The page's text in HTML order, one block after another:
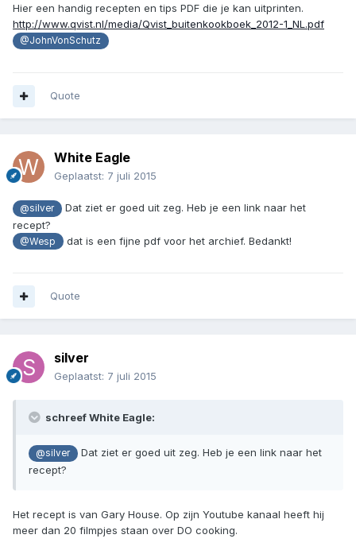
Hier een handig recepten en tips PDF die je kan uitprinten.
http://www.qvist.nl/media/Qvist_buitenkookboek_2012-1_NL.pdf
@JohnVonSchutz
Quote
White Eagle
Geplaatst: 7 juli 2015
@silver
Dat ziet er goed uit zeg. Heb je een link naar het
recept?
@Wesp dat is een fijne pdf voor het archief. Bedankt!
Quote
silver
Geplaatst: 7 juli 2015
schreef White Eagle:
@silver
Dat ziet er goed uit zeg. Heb je een link naar het
recept?
Het recept is van Gary House. Op zijn Youtube kanaal heeft hij
meer dan 20 filmpjes staan over DO cooking.